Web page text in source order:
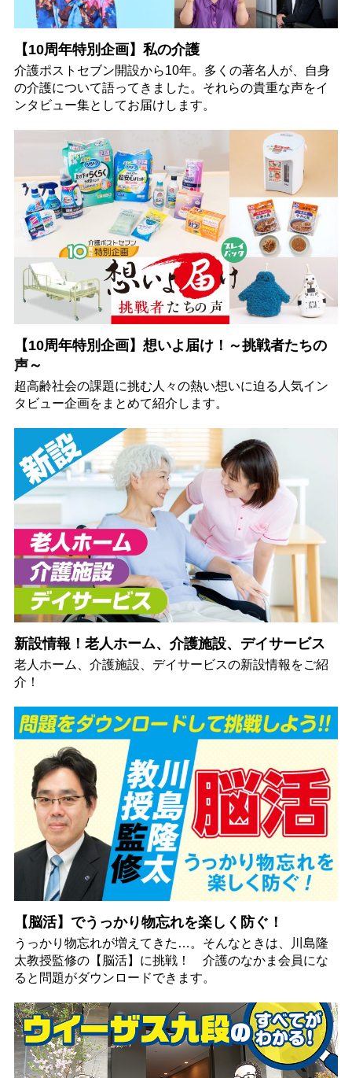
【10周年特別企画】私の介護
介護ポストセブン開設から10年。多くの著名人が、自身
の介護について語ってきました。それらの貴重な声をイ
ンタビュー集としてお届けします。
【10周年特別企画】想いよ届け！～挑戦者たちの
声～
超高齢社会の課題に挑む人々の熱い想いに迫る人気イン
タビュー企画をまとめて紹介します。
新設情報！老人ホーム、介護施設、デイサービス
老人ホーム、介護施設、デイサービスの新設情報をご紹
介！
【脳活】でうっかり物忘れを楽しく防ぐ！
うっかり物忘れが増えてきた…。そんなときは、川島隆
太教授監修の【脳活】に挑戦！ 介護のなかま会員にな
ると問題がダウンロードできます。